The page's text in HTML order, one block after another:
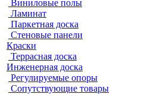
Виниловые полы
Ламинат
Паркетная доска
Стеновые панели
Краски
Террасная доска
Инженерная доска
Регулируемые опоры
Сопутствующие товары